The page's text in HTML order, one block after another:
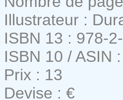
Illustrateur :
ISBN 13 : 978-
ISBN 10 / ASIN
Prix : 13
Devise : €